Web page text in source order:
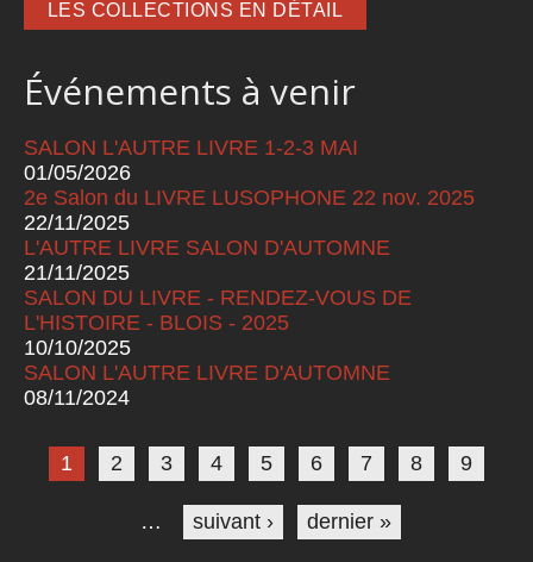
LES COLLECTIONS EN DÉTAIL
Événements à venir
SALON L'AUTRE LIVRE 1-2-3 MAI
01/05/2026
2e Salon du LIVRE LUSOPHONE 22 nov. 2025
22/11/2025
L'AUTRE LIVRE SALON D'AUTOMNE
21/11/2025
SALON DU LIVRE - RENDEZ-VOUS DE
L'HISTOIRE - BLOIS - 2025
10/10/2025
SALON L'AUTRE LIVRE D'AUTOMNE
08/11/2024
Pages
1 2 3 4 5 6 7 8 9
… suivant › dernier »